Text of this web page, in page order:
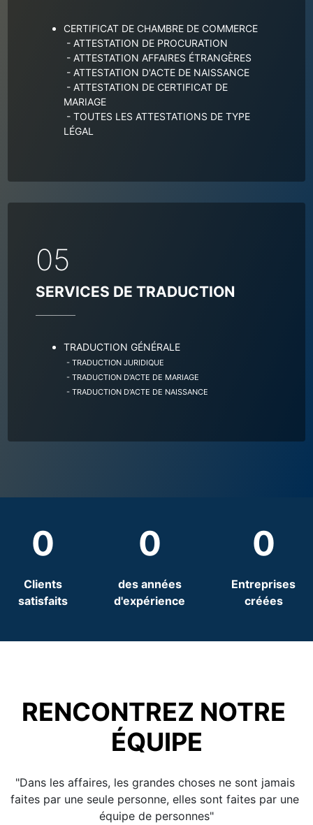
CERTIFICAT DE CHAMBRE DE COMMERCE
- ATTESTATION DE PROCURATION
- ATTESTATION AFFAIRES ÉTRANGÈRES
- ATTESTATION D'ACTE DE NAISSANCE
- ATTESTATION DE CERTIFICAT DE
MARIAGE
- TOUTES LES ATTESTATIONS DE TYPE
LÉGAL
05
SERVICES DE TRADUCTION
TRADUCTION GÉNÉRALE
- TRADUCTION JURIDIQUE
- TRADUCTION D'ACTE DE MARIAGE
- TRADUCTION D'ACTE DE NAISSANCE
0
satisfaits
0
d'expérience
0
créées
RENCONTREZ NOTRE
ÉQUIPE
"Dans les affaires, les grandes choses ne sont jamais
faites par une seule personne, elles sont faites par une
équipe de personnes"